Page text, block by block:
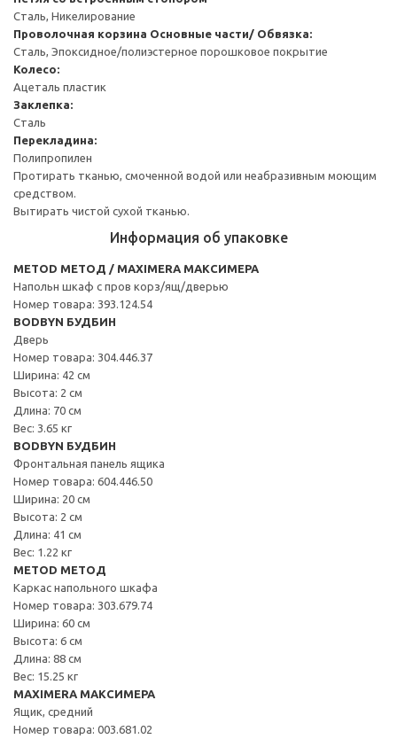
Сталь, Никелирование
Проволочная корзина Основные части/ Обвязка:
Сталь, Эпоксидное/полиэстерное порошковое покрытие
Колесо:
Ацеталь пластик
Заклепка:
Сталь
Перекладина:
Полипропилен
Протирать тканью, смоченной водой или неабразивным моющим
средством.
Вытирать чистой сухой тканью.
Информация об упаковке
METOD МЕТОД / MAXIMERA МАКСИМЕРА
Напольн шкаф с пров корз/ящ/дверью
Номер товара: 393.124.54
BODBYN БУДБИН
Дверь
Номер товара: 304.446.37
Ширина: 42 см
Высота: 2 см
Длина: 70 см
Вес: 3.65 кг
BODBYN БУДБИН
Фронтальная панель ящика
Номер товара: 604.446.50
Ширина: 20 см
Высота: 2 см
Длина: 41 см
Вес: 1.22 кг
METOD МЕТОД
Каркас напольного шкафа
Номер товара: 303.679.74
Ширина: 60 см
Высота: 6 см
Длина: 88 см
Вес: 15.25 кг
MAXIMERA МАКСИМЕРА
Ящик, средний
Номер товара: 003.681.02